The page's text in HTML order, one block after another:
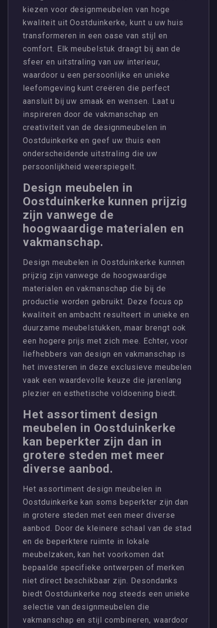
kiezen voor designmeubelen van hoge
kwaliteit uit Oostduinkerke, kunt u uw huis
transformeren in een oase van stijl en
comfort. Elk meubelstuk draagt bij aan de
sfeer en uitstraling van uw interieur,
waardoor u een persoonlijke en unieke
leefomgeving kunt creëren die perfect
aansluit bij uw smaak en wensen. Laat u
inspireren door de vakmanschap en
creativiteit van de designmeubelen in
Oostduinkerke en geef uw thuis een
onderscheidende uitstraling die uw
persoonlijkheid weerspiegelt.
Design meubelen in
Oostduinkerke kunnen prijzig
zijn vanwege de
hoogwaardige materialen en
vakmanschap.
Design meubelen in Oostduinkerke kunnen
prijzig zijn vanwege de hoogwaardige
materialen en vakmanschap die bij de
productie worden gebruikt. Deze focus op
kwaliteit en ambacht resulteert in unieke en
duurzame meubelstukken, maar brengt ook
een hogere prijs met zich mee. Echter, voor
liefhebbers van design en vakmanschap is
het investeren in deze exclusieve meubelen
vaak een waardevolle keuze die jarenlang
plezier en esthetische voldoening biedt.
Het assortiment design
meubelen in Oostduinkerke
kan beperkter zijn dan in
grotere steden met meer
diverse aanbod.
Het assortiment design meubelen in
Oostduinkerke kan soms beperkter zijn dan
in grotere steden met een meer diverse
aanbod. Door de kleinere schaal van de stad
en de beperktere ruimte in lokale
meubelzaken, kan het voorkomen dat
bepaalde specifieke ontwerpen of merken
niet direct beschikbaar zijn. Desondanks
biedt Oostduinkerke nog steeds een unieke
selectie van designmeubelen die
vakmanschap en stijl combineren, waardoor